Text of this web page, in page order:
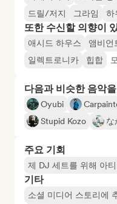
드릴/저지
그라임 하
또한 수신할 의향이
애시드 하우스 앰비언
일렉트로니카
힙합
다음과 비슷한 음악
Oyubi
Stupid Kozo
な
주요 기회
제 DJ 세트를 위해 아
기타
소셜 미디어 스토리에